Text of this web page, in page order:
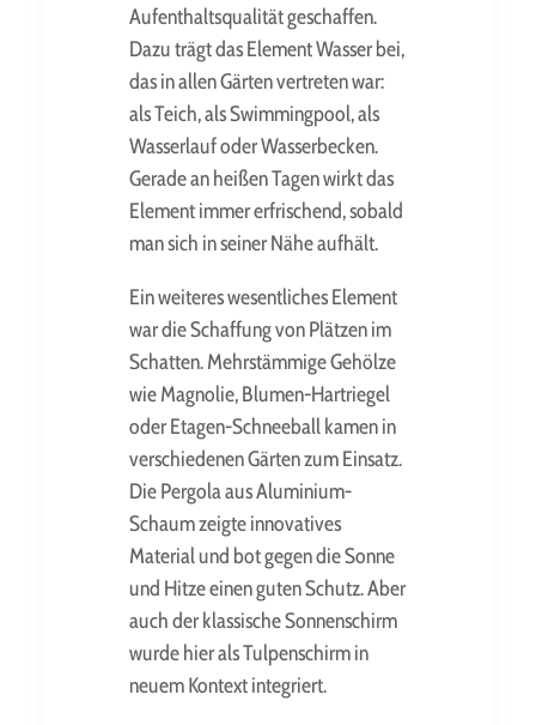
Aufenthaltsqualität geschaffen.
Dazu trägt das Element Wasser bei,
das in allen Gärten vertreten war:
als Teich, als Swimmingpool, als
Wasserlauf oder Wasserbecken.
Gerade an heißen Tagen wirkt das
Element immer erfrischend, sobald
man sich in seiner Nähe aufhält.
Ein weiteres wesentliches Element
war die Schaffung von Plätzen im
Schatten. Mehrstämmige Gehölze
wie Magnolie, Blumen-Hartriegel
oder Etagen-Schneeball kamen in
verschiedenen Gärten zum Einsatz.
Die Pergola aus Aluminium-
Schaum zeigte innovatives
Material und bot gegen die Sonne
und Hitze einen guten Schutz. Aber
auch der klassische Sonnenschirm
wurde hier als Tulpenschirm in
neuem Kontext integriert.